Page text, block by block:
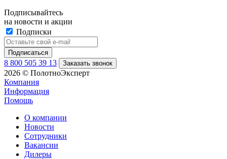
Подписывайтесь
на новости и акции
Подписки
8 800 505 39 13 Заказать звонок
2026 © ПолотноЭксперт
Компания
Информация
Помощь
О компании
Новости
Сотрудники
Вакансии
Дилеры